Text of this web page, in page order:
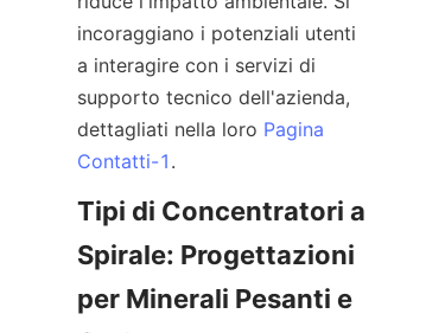
incoraggiano i potenziali utenti
a interagire con i servizi di
supporto tecnico dell'azienda,
dettagliati nella loro Pagina
Contatti-1
Tipi di Concentratori a
Spirale: Progettazioni
per Minerali Pesanti e